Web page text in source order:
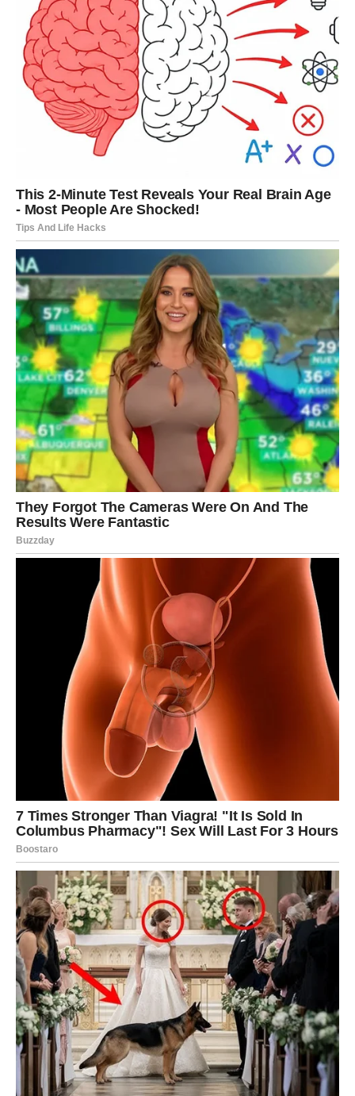
Danas, više ne trošim novac na skupa hemijska sredstva.
Koristim ono što već imam kod kuće –
sodu,peroksid. Moje kupatilo je sada ne samo čisto, već i
bez neugodnih mirisa i opasnosti po zdravlje. I ono najvažnije
– znam da je prostor
siguran za moju porodicu.
Oglasi